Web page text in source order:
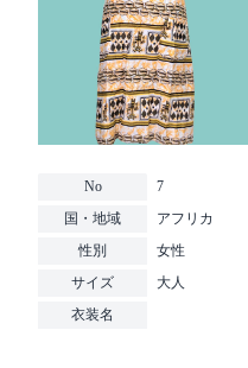
No
7
国・地域
アフリカ
性別
女性
サイズ
大人
衣装名